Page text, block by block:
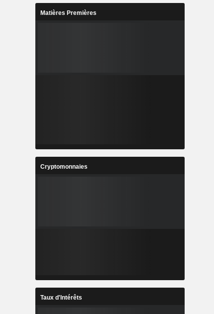
Matières Premières
Cryptomonnaies
Taux d'Intérêts